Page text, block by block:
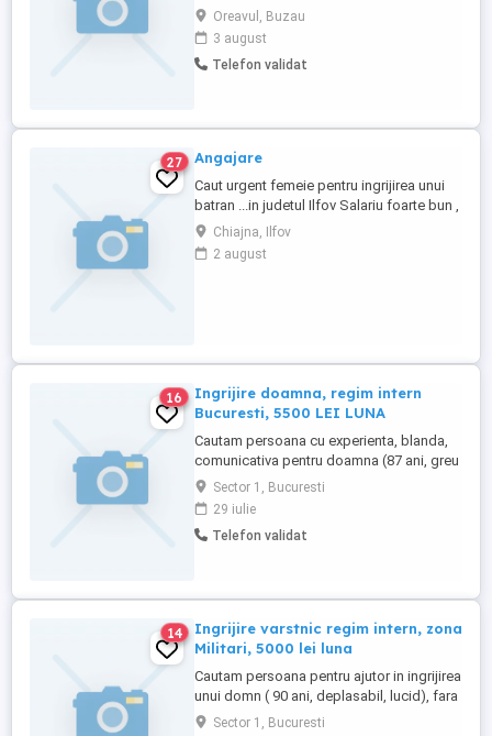
doamne în vârstă de 83 de ani,are diabet
cu insulina, se deplaseaza cu cadru, la
domiciliu, în satul Oreavu, lângă Râmnicu
Sărat. Program: intern, o saptamana
Oreavul, Buzau
3 august
Telefon validat
27 Angajare
Caut urgent femeie pentru ingrijirea unui
batran ...in judetul Ilfov Salariu foarte bun ,
contract de munca Telefon
Chiajna, Ilfov
2 august
16
Ingrijire doamna, regim intern
Bucuresti, 5500 LEI LUNA
Cautam persoana cu experienta, blanda,
comunicativa pentru doamna (87 ani, greu
deplasabila, poarta pampers in caz de
accident, lucida, fara afectiuni grave).
Atributii : ingrijire si supraveghere,
preparat masa, igienizare si un mic menaj
Sector 1, Bucuresti
29 iulie
Telefon validat
14
Ingrijire varstnic regim intern, zona
Militari, 5000 lei luna
Cautam persoana pentru ajutor in ingrijirea
unui domn ( 90 ani, deplasabil, lucid), fara
grave probleme de sanatate doar cele
Sector 1, Bucuresti